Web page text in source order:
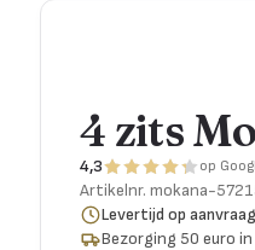
4 zits
4,3 op
Artikelnr. mokana-
Levertijd op aanvraag
Bezorging 50 euro